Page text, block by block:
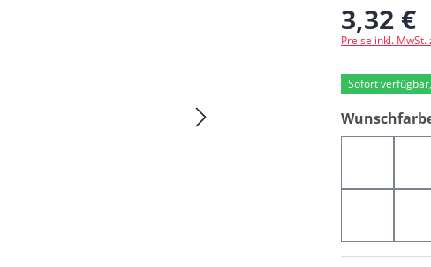
Regulärer Preis:
3,32 €
Preise inkl.
Sofort